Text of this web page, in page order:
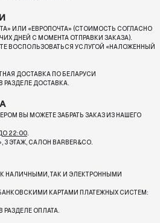
ИЛИ «ЕВРОПОЧТА» (СТОИМОСТЬ СОГЛАСНО
ДНЕЙ С МОМЕНТА ОТПРАВКИ ЗАКАЗА).
ВОСПОЛЬЗОВАТЬСЯ УСЛУГОЙ «НАЛОЖЕННЫЙ
ДОСТАВКА ПО БЕЛАРУСИ
ДОСТАВКА.
ВЫ МОЖЕТЕ ЗАБРАТЬ ЗАКАЗ ИЗ НАШЕГО
22:00.
3 ЭТАЖ, САЛОН BARBER&CO.
НАЛИЧНЫМИ, ТАК И ЭЛЕКТРОННЫМИ
КАРТАМИ ПЛАТЕЖНЫХ СИСТЕМ:
ОПЛАТА.